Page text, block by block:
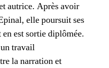
autrice. Après avoir
elle poursuit ses
est sortie diplômée.
travail
la narration et